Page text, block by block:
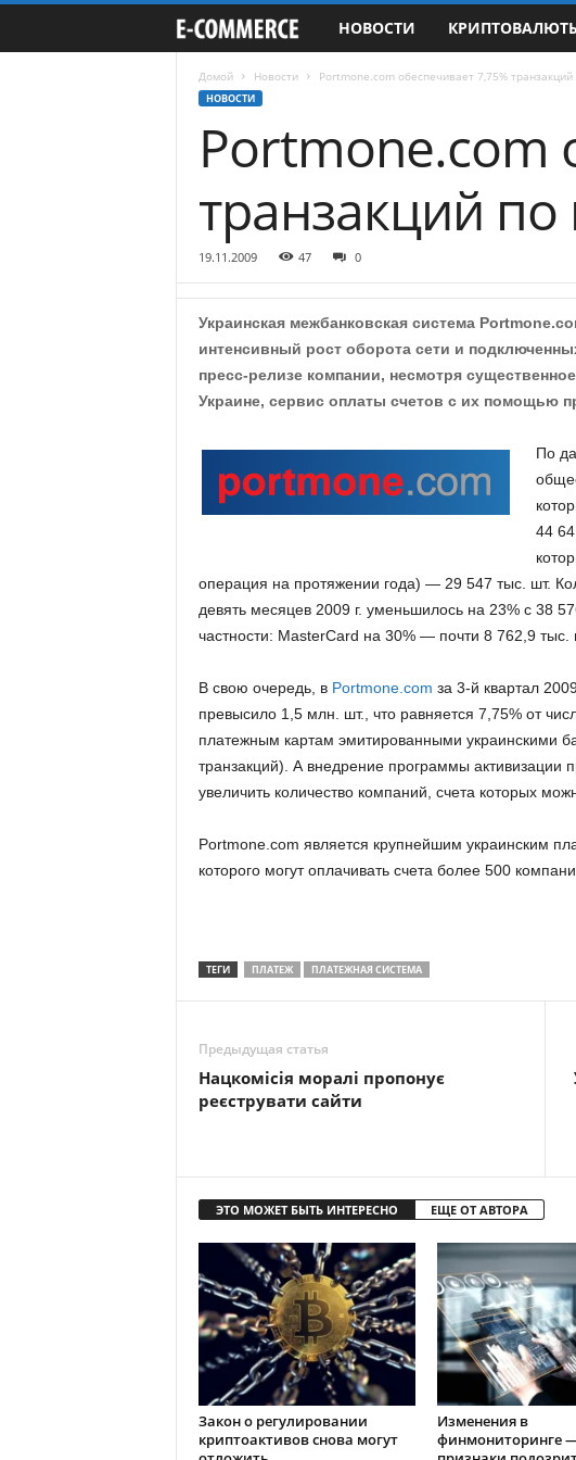
-
o
m
e
c
o
.
u
a
НОВОСТИ
Домой Новости Portmone.com обеспечивает 7,75%
НОВОСТИ
Portmone.com
транзакций
19.11.2009 47 0
Украинская межбанковская система
интенсивный рост оборота сети и
пресс-релизе компании, несмотря
Украине, сервис оплаты счетов с их помощью
По
44
операция на протяжении года) — 29 547 тыс. шт.
девять месяцев 2009 г. уменьшилось на 23% с 38
частности: MasterCard на 30% — почти 8 762,9
В свою очередь, в Portmone.com за 3-й квартал
превысило 1,5 млн. шт., что равняется 7,75% от
платежным картам эмитированными украинскими
транзакций). А внедрение программы активизации
увеличить количество компаний, счета которых
Portmone.com является крупнейшим украинским
которого могут оплачивать счета более 500
ТЕГИ ПЛАТЕЖ ПЛАТЕЖНАЯ СИСТЕМА
Предыдущая статья
Нацкомісія моралі пропонує
реєструвати сайти
ЭТО МОЖЕТ БЫТЬ ИНТЕРЕСНО ЕЩЕ ОТ АВТОРА
Закон о регулировании
криптоактивов снова могут
Изменения в
финмониторинге